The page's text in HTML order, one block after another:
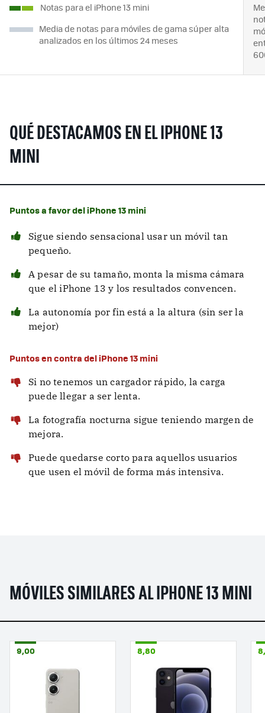
Notas para el iPhone 13 mini
Media de notas para móviles de gama súper alta
analizados en los últimos 24 meses
QUÉ DESTACAMOS EN EL IPHONE 13
MINI
Puntos a favor del iPhone 13 mini
Sigue siendo sensacional usar un móvil tan
pequeño.
A pesar de su tamaño, monta la misma cámara
que el iPhone 13 y los resultados convencen.
La autonomía por fin está a la altura (sin ser la
mejor)
Puntos en contra del iPhone 13 mini
Si no tenemos un cargador rápido, la carga
puede llegar a ser lenta.
La fotografía nocturna sigue teniendo margen de
mejora.
Puede quedarse corto para aquellos usuarios
que usen el móvil de forma más intensiva.
MÓVILES SIMILARES AL IPHONE 13 MINI
9,00 8,80